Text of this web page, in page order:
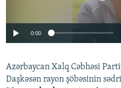
Auto 240p
0:00
Azərbaycan Xalq Cəbhəsi
Daşkəsən rayon şöbəsinin sədri